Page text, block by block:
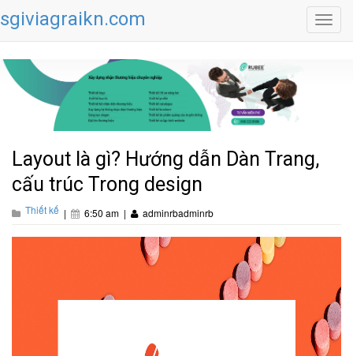
sgiviagraikn.com
Layout là gì? Hướng dẫn Dàn Trang,
cấu trúc Trong design
Thiết kế | 6:50 am | adminrbadminrb